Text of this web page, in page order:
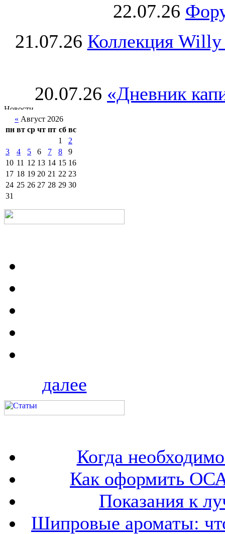
22.07.26
21.07.26 Коллекция Willy
20.07.26 «Дневник
« Август 2026
пн вт ср чт пт сб вс
1
2
3
4 5 6 7 8
9
10 11 12 13 14 15 16
17 18 19 20 21 22 23
24 25 26 27 28 29 30
31
далее
Когда
Как оформить
Показания к
Шипровые ароматы: